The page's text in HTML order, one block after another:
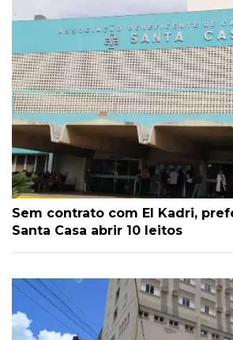
Sem contrato com El Kadri,
Santa Casa abrir 10 leitos